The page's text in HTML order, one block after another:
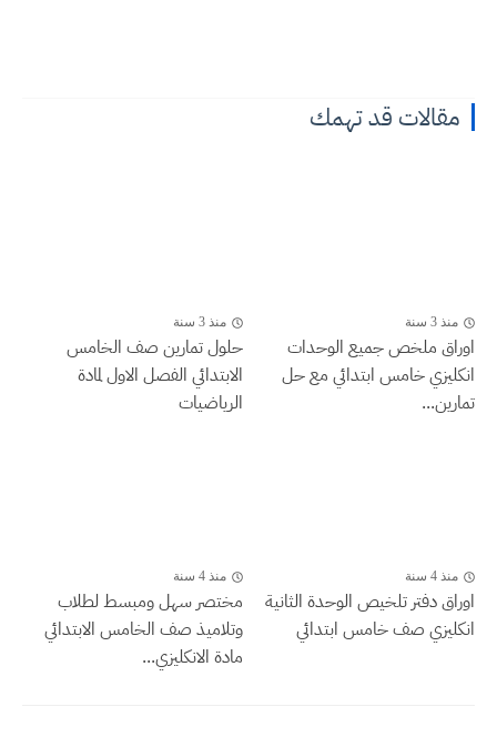
مقالات قد تهمك
منذ 3 سنة
اوراق ملخص جميع الوحدات
انكليزي خامس ابتدائي مع حل
تمارين...
منذ 3 سنة
حلول تمارين صف الخامس
الابتدائي الفصل الاول لمادة
الرياضيات
منذ 4 سنة
اوراق دفتر تلخيص الوحدة الثانية
انكليزي صف خامس ابتدائي
منذ 4 سنة
مختصر سهل ومبسط لطلاب
وتلاميذ صف الخامس الابتدائي
مادة الانكليزي...